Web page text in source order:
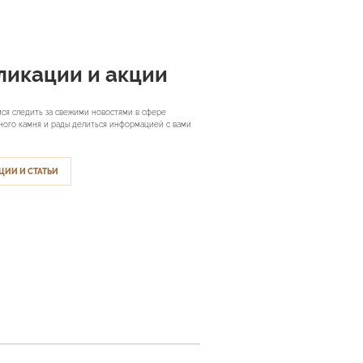
и акции
следить за свежими новостями в сфере
камня и рады делиться информацией с вами
И СТАТЬИ